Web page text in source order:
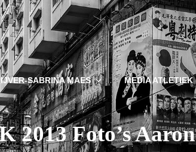
SABRINA MAES MEDIA ATLETIEK
2013 Foto’s Aaron